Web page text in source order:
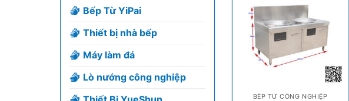
Bếp Từ YiPai
Thiết bị nhà bếp
Máy làm đá
Lò nướng công nghiệp
BẾP TỪ CÔNG NGHIỆP